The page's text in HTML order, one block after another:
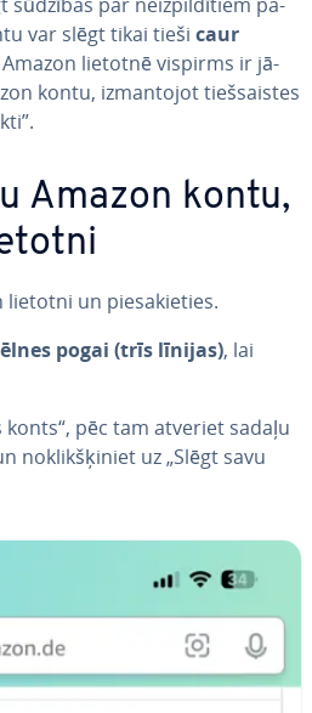
var slēgt tikai tieši caur
Amazon lietotnē vispirms ir jā­
kontu, iz­man­to­jot tiešsais­tes
Amazon kontu,
lietotni un pie­sa­kie­ties.
pogai (trīs līnijas), lai
konts“, pēc tam atveriet sadaļu
no­klik­šķi­niet uz „Slēgt savu